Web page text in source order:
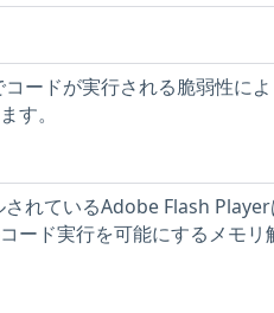
ードが実行される脆弱性に
す。
れているAdobe Flash Player
ード実行を可能にするメモリ